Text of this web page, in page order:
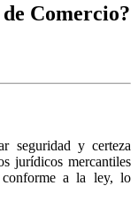
Comercio?
seguridad y certeza
jurídicos mercantiles
conforme a la ley, lo